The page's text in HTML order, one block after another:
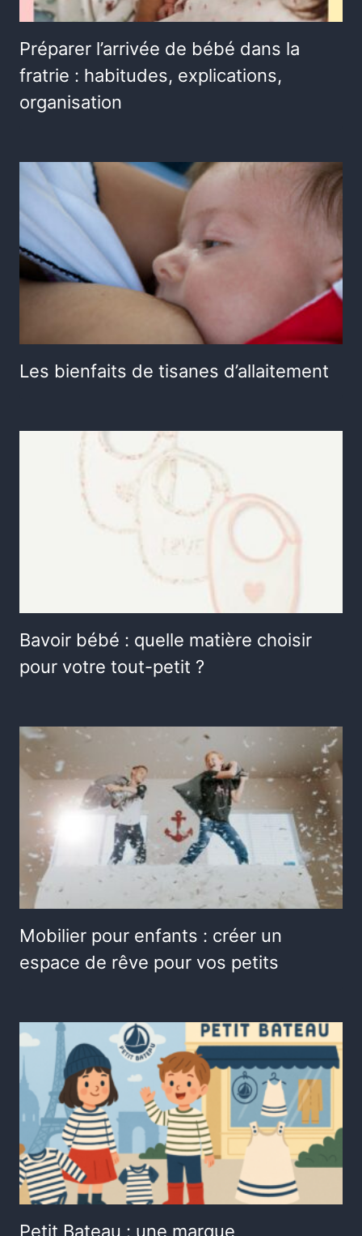
Préparer l’arrivée de bébé dans la
fratrie : habitudes, explications,
organisation
Les bienfaits de tisanes d’allaitement
Bavoir bébé : quelle matière choisir
pour votre tout-petit ?
Mobilier pour enfants : créer un
espace de rêve pour vos petits
Petit Bateau : une marque